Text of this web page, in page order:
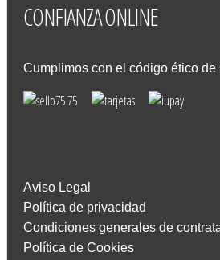
CONFIANZAONLINE
Cumplimos con el código ético
Aviso Legal
Política de privacidad
Condiciones generales de
Política de Cookies